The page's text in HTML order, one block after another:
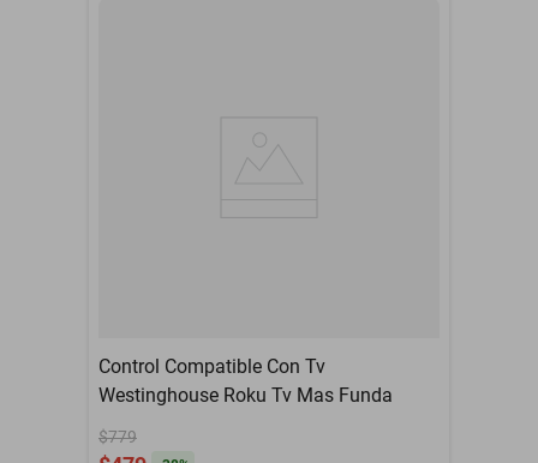
Control Compatible Con Tv
Westinghouse Roku Tv Mas Funda
$779